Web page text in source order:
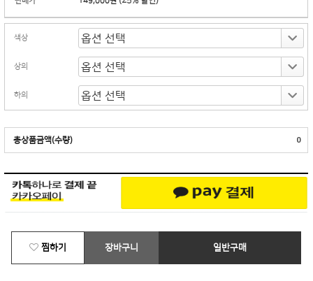
색상
상의
하의
총상품금액(수량) 0
찜하기 장바구니 일반구매